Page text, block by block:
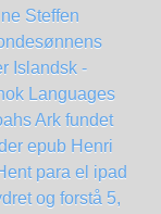
Steffen
Islandsk -
Languages
Ark fundet
epub Henri
para el ipad
og forstå 5,